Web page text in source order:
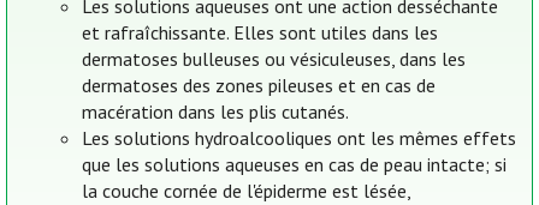
Les solutions aqueuses ont une action desséchante
et rafraîchissante. Elles sont utiles dans les
dermatoses bulleuses ou vésiculeuses, dans les
dermatoses des zones pileuses et en cas de
macération dans les plis cutanés.
Les solutions hydroalcooliques ont les mêmes effets
que les solutions aqueuses en cas de peau intacte; si
la couche cornée de l'épiderme est lésée,